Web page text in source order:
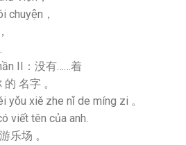
chuyện，
II：没有……着
名字 。
yǒu xiě zhe nǐ de míng zi 。
viết tên của anh.
乐场 。